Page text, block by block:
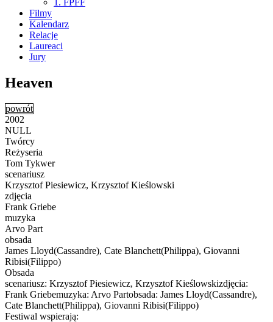
Filmy
Kalendarz
Relacje
Laureaci
Jury
Heaven
powrót
2002
NULL
Twórcy
Reżyseria
Tom Tykwer
scenariusz
Krzysztof Piesiewicz, Krzysztof Kieślowski
zdjęcia
Frank Griebe
muzyka
Arvo Part
obsada
James Lloyd(Cassandre), Cate Blanchett(Philippa), Giovanni
Ribisi(Filippo)
Obsada
scenariusz: Krzysztof Piesiewicz, Krzysztof Kieślowskizdjęcia:
Frank Griebemuzyka: Arvo Partobsada: James Lloyd(Cassandre),
Cate Blanchett(Philippa), Giovanni Ribisi(Filippo)
Festiwal wspierają: